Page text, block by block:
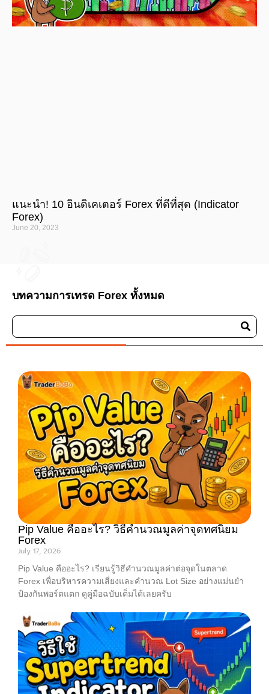
แนะนำ! 10 อินดิเคเตอร์ Forex ที่ดีที่สุด (Indicator
Forex)
June 20, 2023
บทความการเทรด Forex ทั้งหมด
Pip Value คืออะไร? วิธีคำนวณมูลค่าจุดทศนิยม
Forex
July 17, 2026
Pip Value คืออะไร? เรียนรู้วิธีคำนวณมูลค่าต่อจุดในตลาด
Forex เพื่อบริหารความเสี่ยงและคำนวณ Lot Size อย่างแม่นยำ
ป้องกันพอร์ตแตก ดูคู่มือฉบับเต็มได้เลยครับ